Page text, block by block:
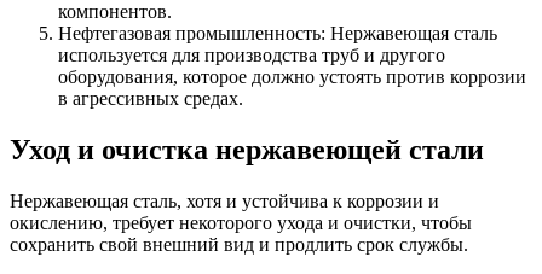
компонентов.
Нефтегазовая промышленность: Нержавеющая сталь
используется для производства труб и другого
оборудования, которое должно устоять против коррозии
в агрессивных средах.
Уход и очистка нержавеющей стали
Нержавеющая сталь, хотя и устойчива к коррозии и
окислению, требует некоторого ухода и очистки, чтобы
сохранить свой внешний вид и продлить срок службы.